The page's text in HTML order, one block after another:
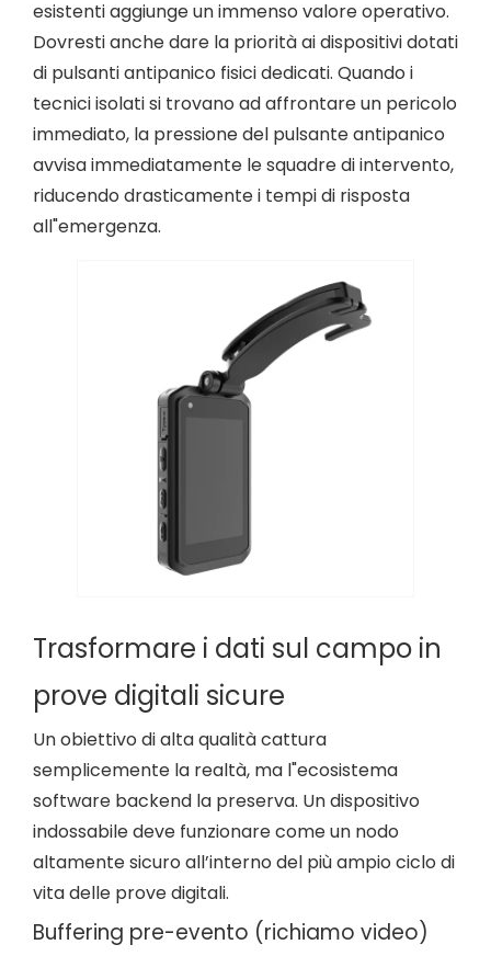
esistenti aggiunge un immenso valore operativo.
Dovresti anche dare la priorità ai dispositivi dotati
di pulsanti antipanico fisici dedicati. Quando i
tecnici isolati si trovano ad affrontare un pericolo
immediato, la pressione del pulsante antipanico
avvisa immediatamente le squadre di intervento,
riducendo drasticamente i tempi di risposta
all"emergenza.
Trasformare i dati sul campo in
prove digitali sicure
Un obiettivo di alta qualità cattura
semplicemente la realtà, ma l"ecosistema
software backend la preserva. Un dispositivo
indossabile deve funzionare come un nodo
altamente sicuro all’interno del più ampio ciclo di
vita delle prove digitali.
Buffering pre-evento (richiamo video)